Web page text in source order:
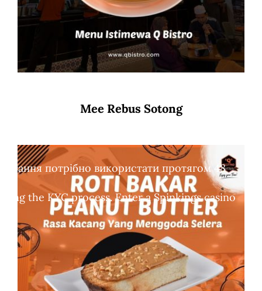
Mee Rebus Sotong
потрібно використати протягом 48
the KYC process. Enter a Spinkings casino